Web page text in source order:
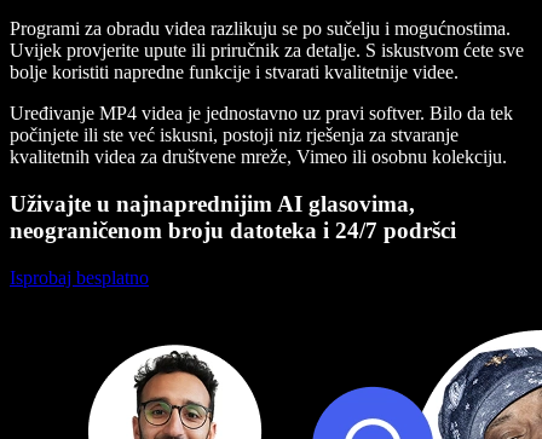
Programi za obradu videa razlikuju se po sučelju i mogućnostima.
Uvijek provjerite upute ili priručnik za detalje. S iskustvom ćete sve
bolje koristiti napredne funkcije i stvarati kvalitetnije videe.
Uređivanje MP4 videa je jednostavno uz pravi softver. Bilo da tek
počinjete ili ste već iskusni, postoji niz rješenja za stvaranje
kvalitetnih videa za društvene mreže, Vimeo ili osobnu kolekciju.
Uživajte u najnaprednijim AI glasovima,
neograničenom broju datoteka i 24/7 podršci
Isprobaj besplatno